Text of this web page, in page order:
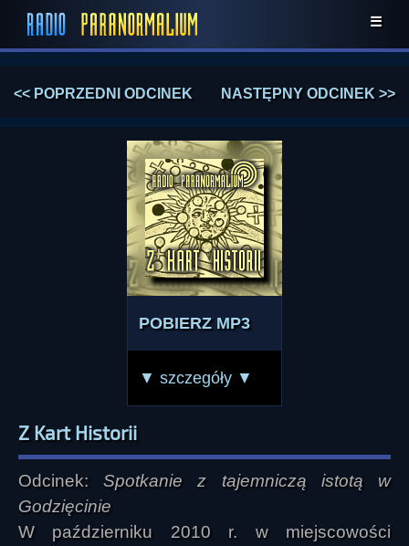
☰
<< POPRZEDNI ODCINEK NASTĘPNY ODCINEK >>
POBIERZ MP3
▼ szczegóły ▼
Z Kart Historii
Odcinek:Spotkanie z tajemniczą istotą w
Godzięcinie
W październiku 2010 r. w miejscowości